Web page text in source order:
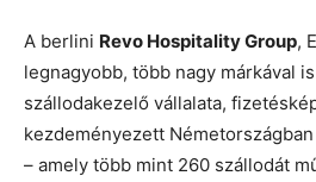
A berlini Revo Hospitality Group,
legnagyobb, több nagy márkával
szállodakezelő vállalata,
kezdeményezett
– amely több mint 260 szállodát